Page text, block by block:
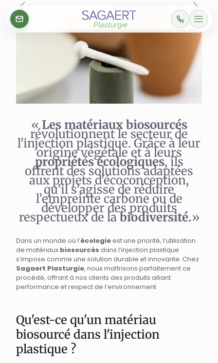
«Les matériaux biosourcés
révolutionnent le secteur de
l'injection plastique. Grâce à leur
origine végétale et à leurs
propriétés écologiques, ils
offrent des solutions adaptées
aux projets d'écoconception,
qu’il s’agisse de réduire
l’empreinte carbone ou de
développer des produits
respectueux de labiodiversité.»
Dans un monde où l’écologieest une priorité, l’utilisation
de matériaux biosourcés dans l’injection plastique
s’impose comme une solution durable et innovante. Chez
Sagaert Plasturgie, nous maîtrisons parfaitement ce
procédé, offrant à nos clients des produits alliant
performance et respect de l’environnement.
Qu'est-ce qu'un matériau
biosourcé dans l'injection
plastique ?